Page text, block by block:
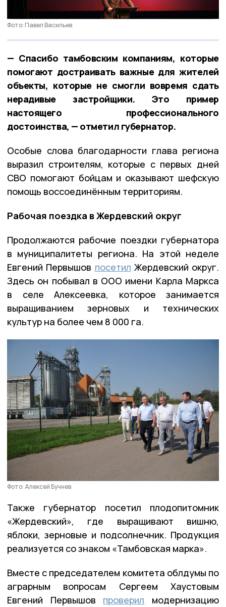
Фото: Павел Васильев
— Спасибо тамбовским компаниям, которые
помогают достраивать важные для жителей
объекты, которые не смогли вовремя сдать
нерадивые застройщики. Это пример
настоящего профессионального
достоинства, — отметил губернатор.
Особые слова благодарности глава региона
выразил строителям, которые с первых дней
СВО помогают бойцам и оказывают шефскую
помощь воссоединённым территориям.
Рабочая поездка в Жердевский округ
Продолжаются рабочие поездки губернатора
в муниципалитеты региона. На этой неделе
Евгений Первышов посетил Жердевский округ.
Здесь он побывал в ООО имени Карла Маркса
в селе Алексеевка, которое занимается
выращиванием зерновых и технических
культур на более чем 8 000 га.
Фото: Алексей Бучнев
Также губернатор посетил плодопитомник
«Жердевский», где выращивают вишню,
яблоки, зерновые и подсолнечник. Продукция
реализуется со знаком «Тамбовская марка».
Вместе с председателем комитета облдумы по
аграрным вопросам Сергеем Хаустовым
Евгений Первышов проверил модернизацию